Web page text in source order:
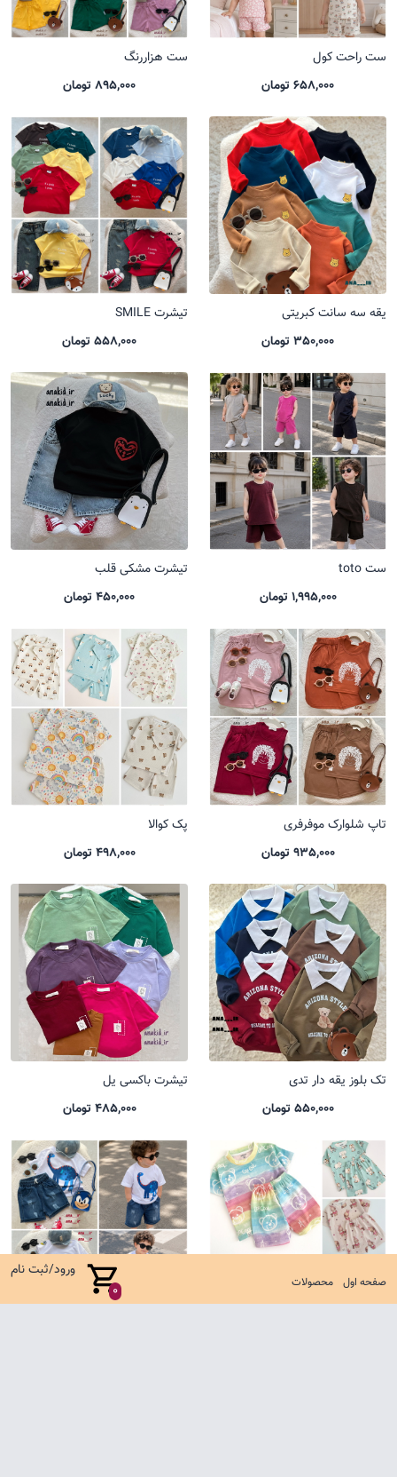
صفحه اول محصولات 0
ورود/ثبت نام
ست راحت کول
658,000 تومان
ست هزاررنگ
895,000 تومان
یقه سه سانت کبریتی
350,000 تومان
تیشرت SMILE
558,000 تومان
ست toto
1,995,000 تومان
تیشرت مشکی قلب
450,000 تومان
تاپ شلوارک موفرفری
935,000 تومان
پک کوالا
498,000 تومان
تک بلوز یقه دار تدی
550,000 تومان
تیشرت باکسی یل
485,000 تومان